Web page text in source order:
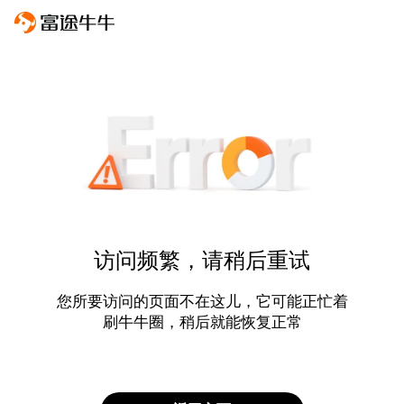
访问频繁，请稍后重试
您所要访问的页面不在这儿，它可能正忙着
刷牛牛圈，稍后就能恢复正常